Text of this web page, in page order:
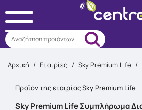
Αναζήτηση προϊόντων...
Αρχική / Εταιρίες / Sky Premium Life /
Προϊόν της εταιρίας Sky Premium Life
Sky Premium Life Συμπλήρωμα